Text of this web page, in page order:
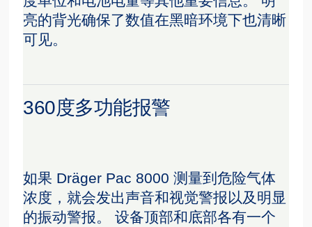
亮的背光确保了数值在黑暗环境下也清晰
可见。
360度多功能报警
如果 Dräger Pac 8000 测量到危险气体
浓度，就会发出声音和视觉警报以及明显
的振动警报。 设备顶部和底部各有一个